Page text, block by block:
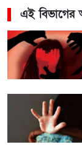
এই